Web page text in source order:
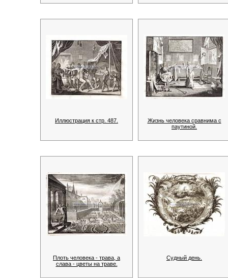
Иллюстрация к стр. 487.
Жизнь человека сравнима с
паутиной.
Плоть человека - трава, а
слава - цветы на траве.
Судный день.